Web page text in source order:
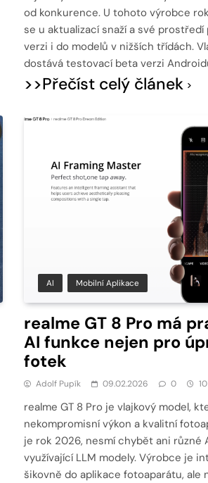
od konkurence. U tohoto výrobce
se u aktualizací snaží a své prostředí
verzi i do modelů v nižších třídách.
dostává testovací beta verzi
>>Přečíst celý článek
AI Mobilní Aplikace
realme GT 8 Pro má
AI funkce nejen pro
fotek
Adolf Pupík 09.02.2026 0
realme GT 8 Pro je vlajkový model,
nekompromisní výkon a kvalitní
je rok 2026, nesmí chybět ani různé
využívající LLM modely. Výrobce je
šikovně do aplikace fotoaparátu, ale